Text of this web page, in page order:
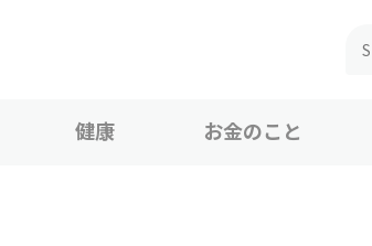
健康 お金のこと